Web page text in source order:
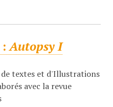
:Autopsy I
de textes et d'Illustrations
avec la revue